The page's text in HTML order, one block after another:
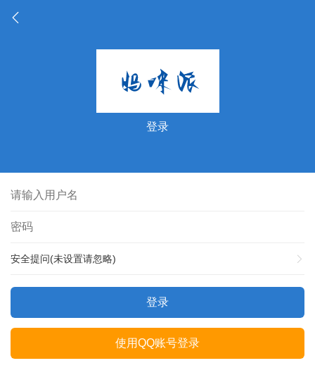
登录
安全提问(未设置请忽略)
登录
使用QQ账号登录